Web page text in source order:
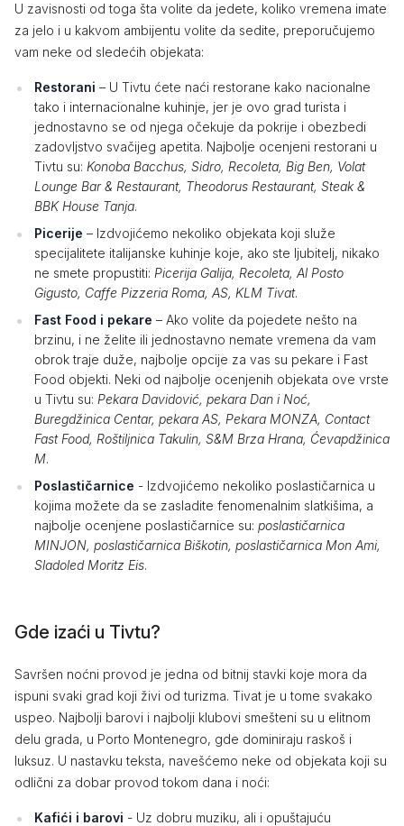
U zavisnosti od toga šta volite da jedete, koliko vremena imate
za jelo i u kakvom ambijentu volite da sedite, preporučujemo
vam neke od sledećih objekata:
Restorani – U Tivtu ćete naći restorane kako nacionalne
tako i internacionalne kuhinje, jer je ovo grad turista i
jednostavno se od njega očekuje da pokrije i obezbedi
zadovljstvo svačijeg apetita. Najbolje ocenjeni restorani u
Tivtu su: Konoba Bacchus, Sidro, Recoleta, Big Ben, Volat
Lounge Bar & Restaurant, Theodorus Restaurant, Steak &
BBK House Tanja.
Picerije – Izdvojićemo nekoliko objekata koji služe
specijalitete italijanske kuhinje koje, ako ste ljubitelj, nikako
ne smete propustiti: Picerija Galija, Recoleta, Al Posto
Gigusto, Caffe Pizzeria Roma, AS, KLM Tivat.
Fast Food i pekare – Ako volite da pojedete nešto na
brzinu, i ne želite ili jednostavno nemate vremena da vam
obrok traje duže, najbolje opcije za vas su pekare i Fast
Food objekti. Neki od najbolje ocenjenih objekata ove vrste
u Tivtu su: Pekara Davidović, pekara Dan i Noć,
Buregdžinica Centar, pekara AS, Pekara MONZA, Contact
Fast Food, Roštiljnica Takulin, S&M Brza Hrana, Ćevapdžinica
M.
Poslastičarnice - Izdvojićemo nekoliko poslastičarnica u
kojima možete da se zasladite fenomenalnim slatkišima, a
najbolje ocenjene poslastičarnice su: poslastičarnica
MINJON, poslastičarnica Biškotin, poslastičarnica Mon Ami,
Sladoled Moritz Eis.
Gde izaći u Tivtu?
Savršen noćni provod je jedna od bitnij stavki koje mora da
ispuni svaki grad koji živi od turizma. Tivat je u tome svakako
uspeo. Najbolji barovi i najbolji klubovi smešteni su u elitnom
delu grada, u Porto Montenegro, gde dominiraju raskoš i
luksuz. U nastavku teksta, navešćemo neke od objekata koji su
odlični za dobar provod tokom dana i noći:
Kafići i barovi - Uz dobru muziku, ali i opuštajuću